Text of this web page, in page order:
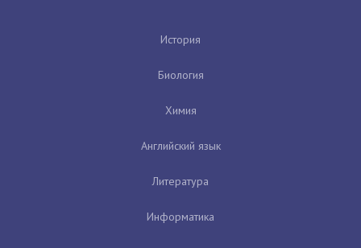
История
Биология
Химия
Английский язык
Литература
Информатика